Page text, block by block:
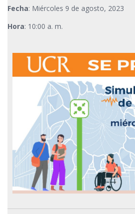
Fecha: Miércoles 9 de agosto, 2023
Hora: 10:00 a. m.